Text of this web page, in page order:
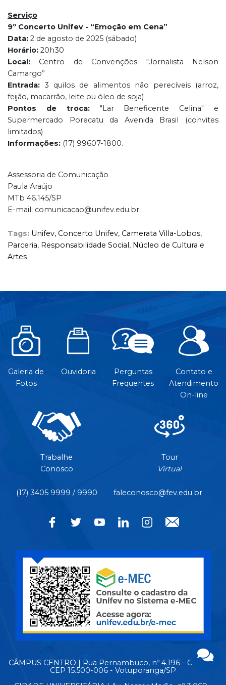
Serviço
9º Concerto Unifev - “Emoção em Cena”
Data: 2 de agosto de 2025 (sábado)
Horário: 20h30
Local: Centro de Convenções “Jornalista Nelson
Camargo”
Entrada: 3 quilos de alimentos não perecíveis (arroz,
feijão, macarrão, leite ou óleo de soja)
Pontos de troca:"Lar Beneficente Celina" e
Supermercado Porecatu da Avenida Brasil (convites
limitados)
Informações: (17) 99607-1800.
Assessoria de Comunicação
Paula Araújo
MTb 46.145/SP
E-mail: comunicacao@unifev.edu.br
Tags: Unifev, Concerto Unifev, Camerata Villa-Lobos,
Parceria, Responsabilidade Social, Núcleo de Cultura e
Artes
Galeria de
Fotos
Ouvidoria
Perguntas
Frequentes
Contato e
Atendimento
On-line
Trabalhe
Conosco
Tour
Virtual
(17) 3405 9999 / 9990 faleconosco@fev.edu.br
CÂMPUS CENTRO | Rua Pernambuco, nº 4.196 - Centro -
CEP 15.500-006 - Votuporanga/SP